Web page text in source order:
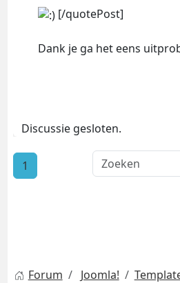
[/quotePost]
Dank je ga het eens
Discussie gesloten.
1
Forum Joomla!